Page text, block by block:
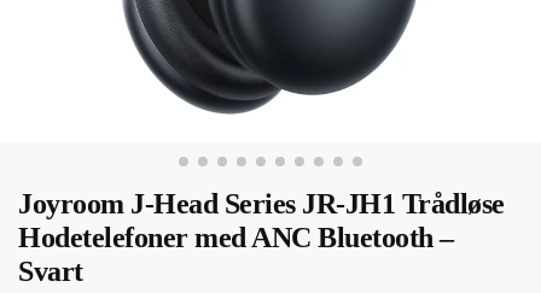
Joyroom J-Head Series JR-JH1 Trådløse
Hodetelefoner med ANC Bluetooth –
Svart